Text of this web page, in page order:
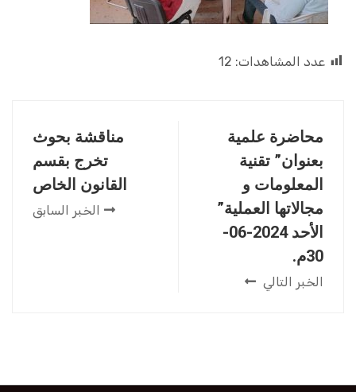
عدد المشاهدات: 12
مناقشة بحوث
تخرج بقسم
القانون الخاص
الخبر السابق
محاضرة علمية
بعنوان” تقنية
المعلومات و
مجالاتها العملية”
الأحد 2024-06-
30م.
الخبر التالي